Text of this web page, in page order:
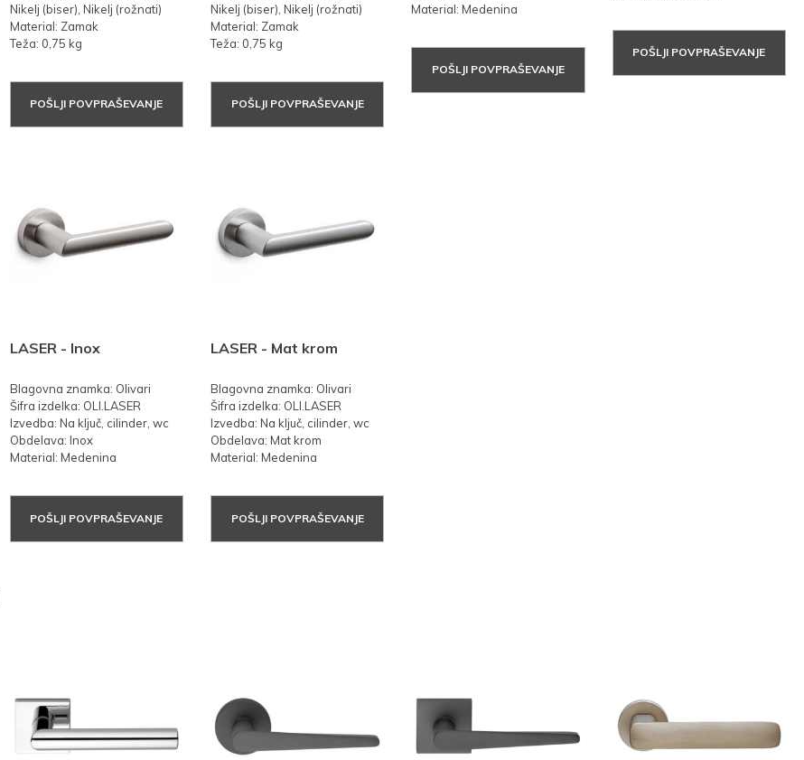
Nikelj (biser), Nikelj (rožnati)
Material: Zamak
Teža: 0,75 kg
POŠLJI POVPRAŠEVANJE
Nikelj (biser), Nikelj (rožnati)
Material: Zamak
Teža: 0,75 kg
POŠLJI POVPRAŠEVANJE
Material: Medenina
POŠLJI POVPRAŠEVANJE
POŠLJI POVPRAŠEVANJE
LASER - Inox
Blagovna znamka: Olivari
Šifra izdelka: OLI.LASER
Izvedba: Na ključ, cilinder, wc
Obdelava: Inox
Material: Medenina
POŠLJI POVPRAŠEVANJE
LASER - Mat krom
Blagovna znamka: Olivari
Šifra izdelka: OLI.LASER
Izvedba: Na ključ, cilinder, wc
Obdelava: Mat krom
Material: Medenina
POŠLJI POVPRAŠEVANJE